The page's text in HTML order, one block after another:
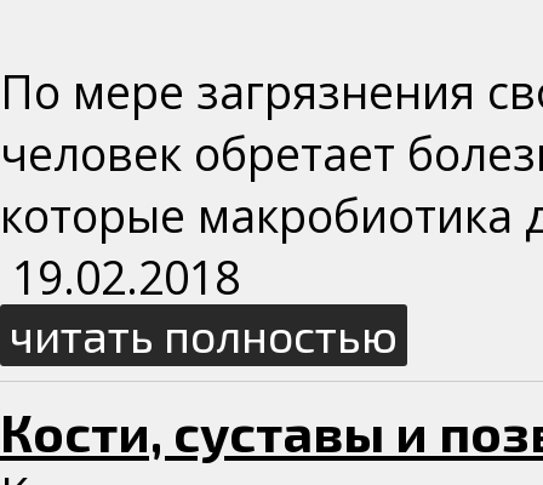
По мере загрязнения
человек обретает
которые макробиотика
19.02.2018
читать полностью
Кости, суставы и